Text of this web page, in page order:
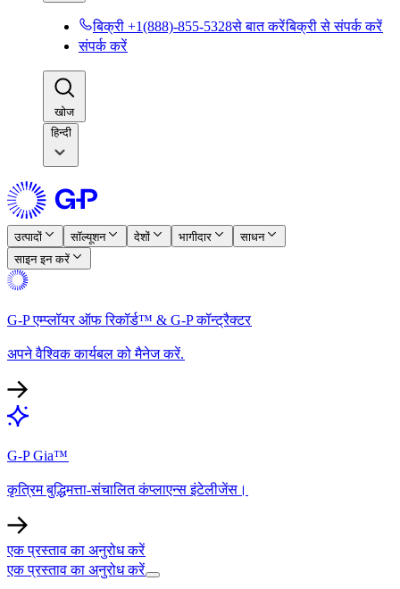
बिक्री +1(888)-855-5328से बात करें​​बिक्री से संपर्क करें​​
संपर्क करें​​
खोज​​
हिन्दी
उत्पादों​​ सॉल्यूशन​​ देशों​​ भागीदार​​
साधन​​
साइन इन करें​​
G-P एम्प्लॉयर ऑफ रिकॉर्ड™ & G-P कॉन्ट्रैक्टर​​
अपने वैश्विक कार्यबल को मैनेज करें.​​
G-P Gia™​​
कृत्रिम बुद्धिमत्ता-संचालित कंप्लाएन्स इंटेलीजेंस।​​
एक प्रस्ताव का अनुरोध करें​​
एक प्रस्ताव का अनुरोध करें​​